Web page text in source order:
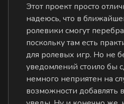
Этот проект просто
надеюсь, что в
ролевики смогут
поскольку там есть
для ролевых игр. Но не
уведомлений стоило бы
немного неприятен на
возможности добавлять